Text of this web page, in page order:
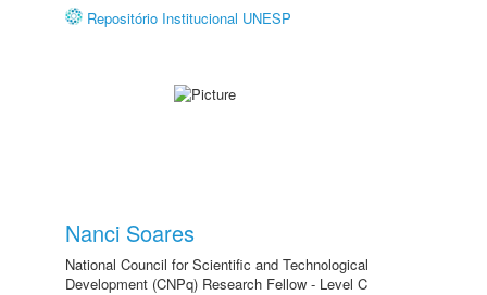
Repositório Institucional UNESP
Nanci Soares
National Council for Scientific and Technological
Development (CNPq) Research Fellow - Level C